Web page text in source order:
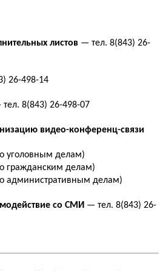
листов — тел. 8(843) 26-
26-498-14
8(843) 26-498-07
видео-конференц-связи
уголовным делам)
гражданским делам)
административным делам)
со СМИ — тел. 8(843) 26-